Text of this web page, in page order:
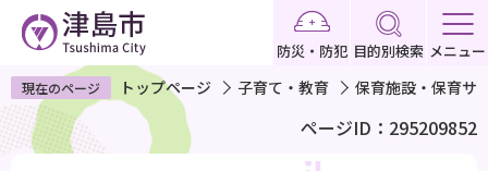
ペ
ー
ジ
防災・防犯 目的別検索 メニュー
現在のページ トップページ 子育て・教育 保育施設・保育サ
ページID：295209852